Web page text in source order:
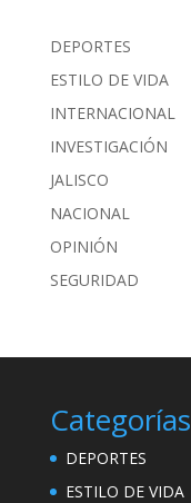
DEPORTES
ESTILO DE VIDA
INTERNACIONAL
INVESTIGACIÓN
JALISCO
NACIONAL
OPINIÓN
SEGURIDAD
Categorías
DEPORTES
ESTILO DE VIDA